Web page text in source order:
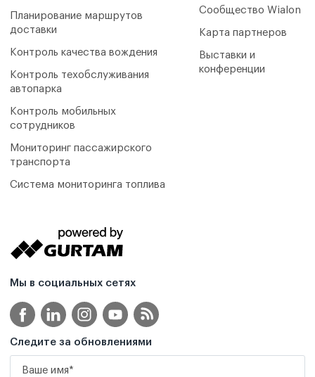
Планирование маршрутов
доставки
Контроль качества вождения
Контроль техобслуживания
автопарка
Контроль мобильных
сотрудников
Мониторинг пассажирского
транспорта
Система мониторинга топлива
Сообщество Wialon
Карта партнеров
Выставки и
конференции
Мы в социальных сетях
Следите за обновлениями